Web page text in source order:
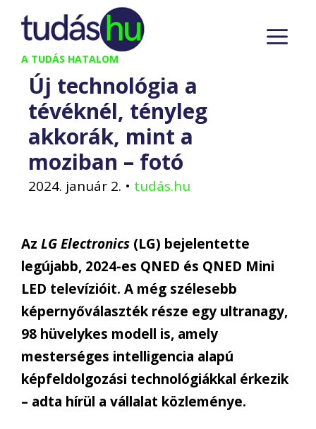
Kilépés
tartalomba
A TUDÁS HATALOM
Új technológia a
tévéknél, tényleg
akkorák, mint a
moziban – fotó
2024. január 2. • tudás.hu
Az LG Electronics (LG) bejelentette
legújabb, 2024-es QNED és QNED Mini
LED televízióit. A még szélesebb
képernyőválaszték része egy ultranagy,
98 hüvelykes modell is, amely
mesterséges intelligencia alapú
képfeldolgozási technológiákkal érkezik
– adta hírül a vállalat közleménye.